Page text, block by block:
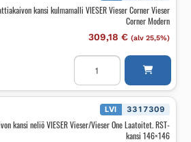
Square
määrä
kansi kulmamalli VIESER Vieser Corner Vieser
Corner Modern
309,18 € (alv 25,5%)
Lattiakaivon
kansi
VIESER
Vieser
Corner
Vieser
Corner
LVI 3317309
kansi neliö VIESER Vieser/Vieser One Laatoitet. RST-
kansi 146×146